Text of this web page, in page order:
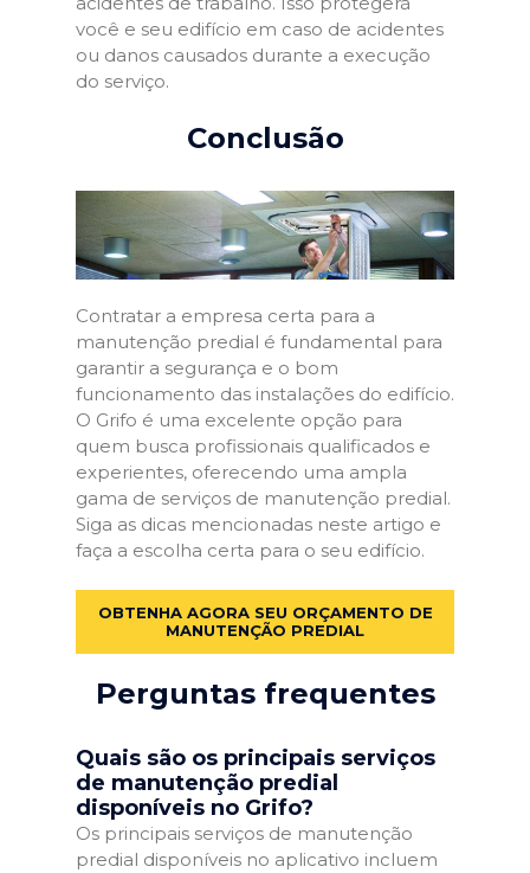
você e seu edifício em caso de acidentes
ou danos causados durante a execução
do serviço.
Conclusão
Contratar a empresa certa para a
manutenção predial é fundamental para
garantir a segurança e o bom
funcionamento das instalações do edifício.
O Grifo é uma excelente opção para
quem busca profissionais qualificados e
experientes, oferecendo uma ampla
gama de serviços de manutenção predial.
Siga as dicas mencionadas neste artigo e
faça a escolha certa para o seu edifício.
OBTENHA AGORA SEU ORÇAMENTO DE
MANUTENÇÃO PREDIAL
Perguntas frequentes
Quais são os principais serviços
de manutenção predial
disponíveis no Grifo?
Os principais serviços de manutenção
predial disponíveis no aplicativo incluem